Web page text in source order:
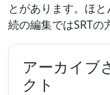
とがあります。ほ
続の編集ではSRTの
アーカイブ
クト